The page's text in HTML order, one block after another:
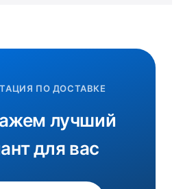
ПО ДОСТАВКЕ
лучший
для вас